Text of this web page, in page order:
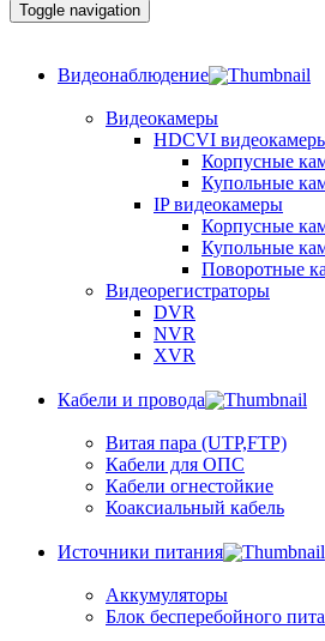
Toggle navigation
Видеонаблюдение
Видеокамеры
HDCVI
Корпусные
Купольные
IP видеокамеры
Корпусные
Купольные
Поворотные
Видеорегистраторы
DVR
NVR
XVR
Кабели и провода
Витая пара (UTP,FTP)
Кабели для ОПС
Кабели огнестойкие
Коаксиальный кабель
Источники питания
Аккумуляторы
Блок бесперебойного